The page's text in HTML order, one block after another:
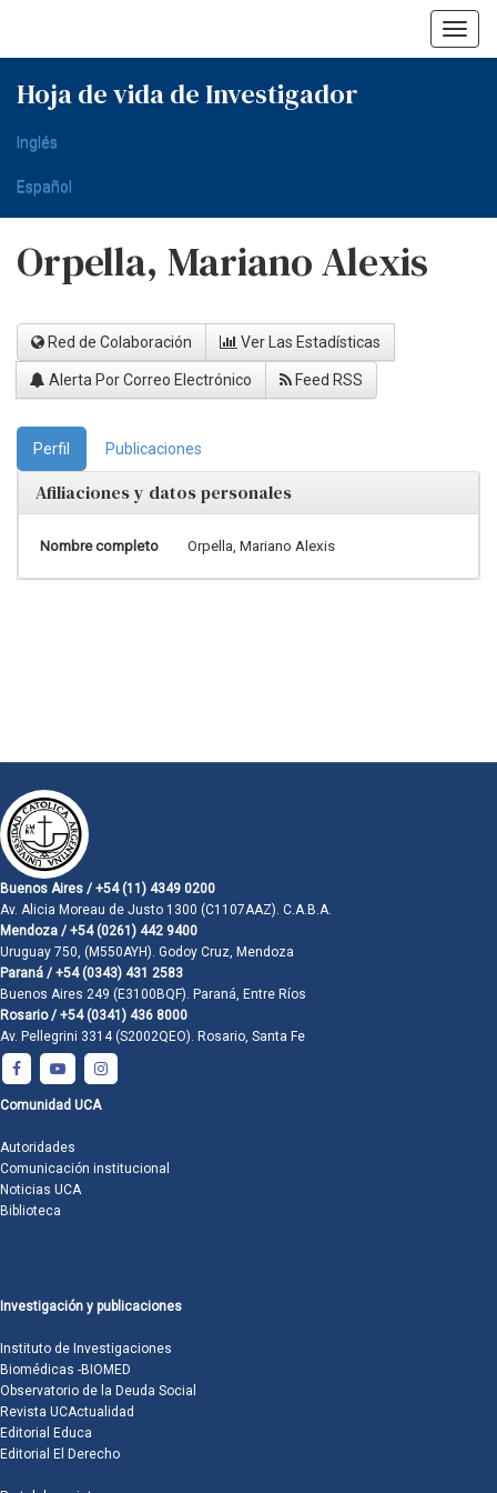
Hoja de vida de Investigador
Inglés
Español
Orpella, Mariano Alexis
Red de Colaboración Ver Las Estadísticas
Alerta Por Correo Electrónico Feed RSS
Perfil Publicaciones
Afiliaciones y datos personales
Nombre completo Orpella, Mariano Alexis
Buenos Aires / +54 (11) 4349 0200
Av. Alicia Moreau de Justo 1300 (C1107AAZ). C.A.B.A.
Mendoza / +54 (0261) 442 9400
Uruguay 750, (M550AYH). Godoy Cruz, Mendoza
Paraná / +54 (0343) 431 2583
Buenos Aires 249 (E3100BQF). Paraná, Entre Ríos
Rosario / +54 (0341) 436 8000
Av. Pellegrini 3314 (S2002QEO). Rosario, Santa Fe
Comunidad UCA
Autoridades
Comunicación institucional
Noticias UCA
Biblioteca
Investigación y publicaciones
Instituto de Investigaciones
Biomédicas -BIOMED
Observatorio de la Deuda Social
Revista UCActualidad
Editorial Educa
Editorial El Derecho